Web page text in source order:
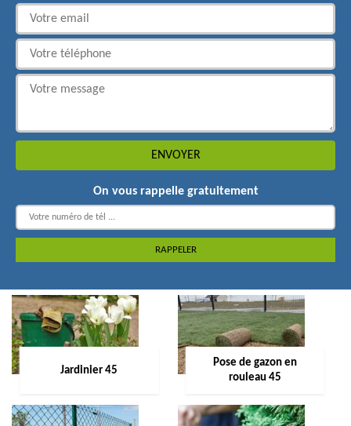
On vous rappelle gratuitement
Jardinier 45
Pose de gazon en
rouleau 45